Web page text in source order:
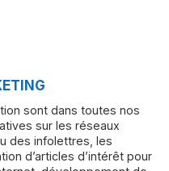
sont dans toutes nos
sur les réseaux
des infolettres, les
d’articles d’intérêt pour